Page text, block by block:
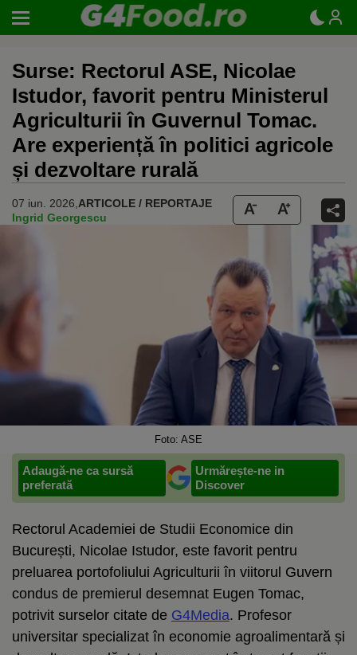
Surse: Rectorul ASE, Nicolae
Istudor, favorit pentru Ministerul
Agriculturii în Guvernul Tomac.
Are experiență în politici agricole
și dezvoltare rurală
07 iun. 2026, ARTICOLE / REPORTAJE
Ingrid Georgescu
Foto: ASE
Adaugă-ne ca sursă
preferată
Urmărește-ne in
Discover
Rectorul Academiei de Studii Economice din
București, Nicolae Istudor, este favorit pentru
preluarea portofoliului Agriculturii în viitorul Guvern
condus de premierul desemnat Eugen Tomac,
potrivit surselor citate de G4Media. Profesor
universitar specializat în economie agroalimentară și